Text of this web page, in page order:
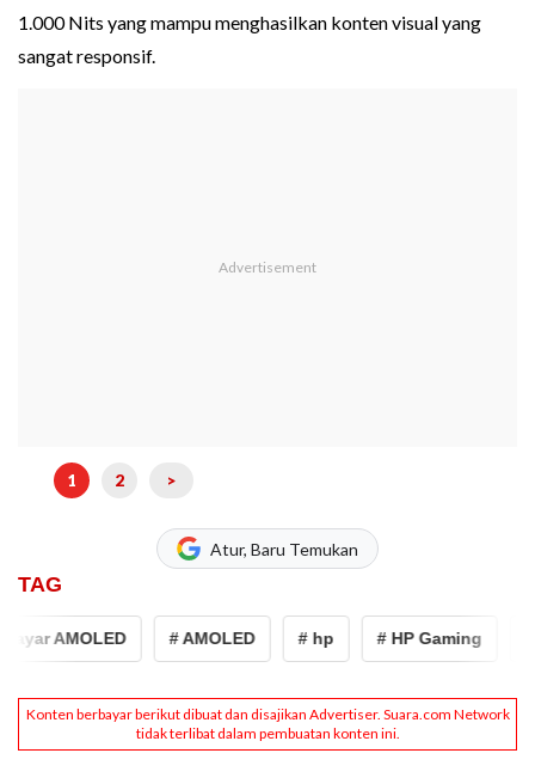
1.000 Nits yang mampu menghasilkan konten visual yang
sangat responsif.
1 2 >
Atur, Baru Temukan
TAG
AMOLED # AMOLED # hp # HP Gaming